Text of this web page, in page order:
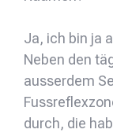
Ja, ich bin ja
Neben den
ausserdem
durch, die